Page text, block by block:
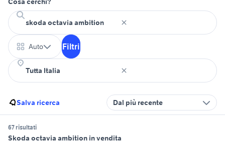
Auto Filtri
Salva ricerca Dal più recente
67 risultati
Skoda octavia ambition in vendita